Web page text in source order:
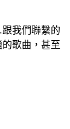
我們聯繫的
歌曲，甚至